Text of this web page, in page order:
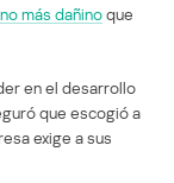
más dañinoque
en el desarrollo
que escogió a
exige a sus